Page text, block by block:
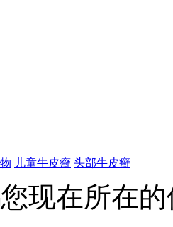
儿童牛皮癣 头部牛皮癣
您现在所在